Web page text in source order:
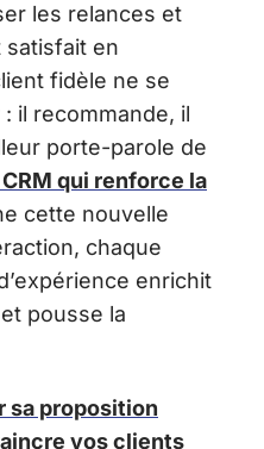
les relances et
satisfait en
fidèle ne se
il recommande, il
porte-parole de
qui renforce la
cette nouvelle
chaque
enrichit
pousse la
sa proposition
vos clients